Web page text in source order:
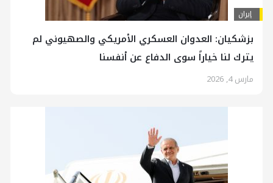
إيران
بزشكيان: العدوان العسكري الأمريكي والصهيوني لم
يترك لنا خياراً سوى الدفاع عن أنفسنا
مارس 4, 2026